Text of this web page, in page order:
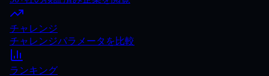
チャレンジ
チャレンジパラメータを比較
ランキング